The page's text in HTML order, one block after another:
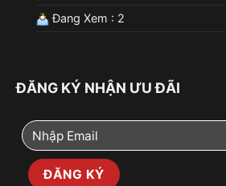
Đang Xem : 2
ĐĂNG KÝ NHẬN ƯU ĐÃI